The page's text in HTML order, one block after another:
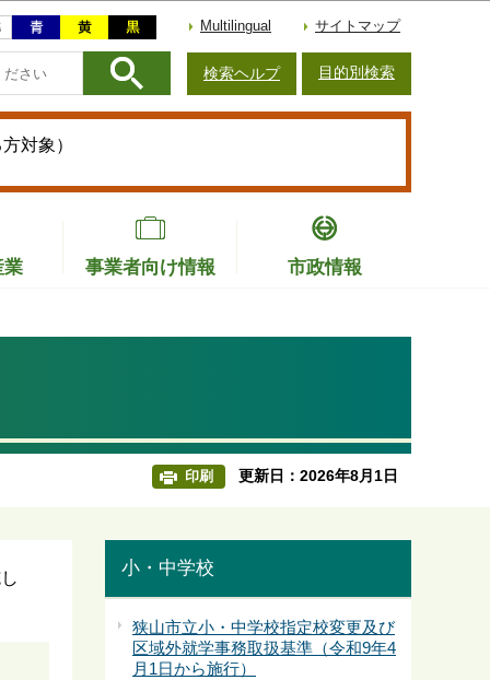
Multilingual サイトマップ
検索ヘルプ 目的別検索
対象）
業 事業者向け情報 市政情報
印刷 更新日：2026年8月1日
小・中学校
狭山市立小・中学校指定校変更及び
区域外就学事務取扱基準（令和9年4
月1日から施行）